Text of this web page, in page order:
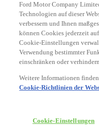
Ford Motor Company
Technologien auf dieser
verbessern und Ihnen
können Cookies jederzeit
Cookie-Einstellungen
Verwendung bestimmter
einschränken oder
Weitere Informationen
Cookie-Richtlinien der
Cookie-Einstellungen